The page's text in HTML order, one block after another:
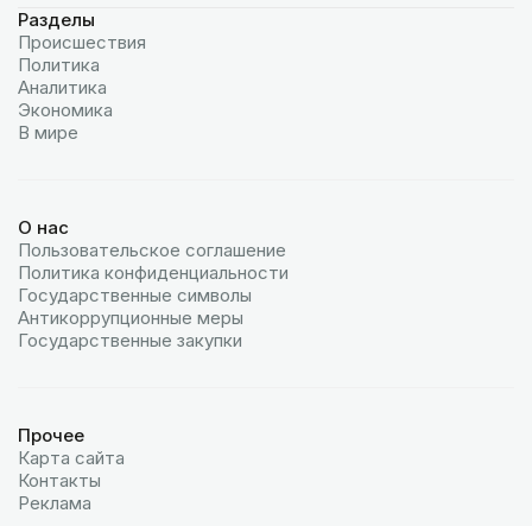
Разделы
Происшествия
Политика
Аналитика
Экономика
В мире
О нас
Пользовательское соглашение
Политика конфиденциальности
Государственные символы
Антикоррупционные меры
Государственные закупки
Прочее
Карта сайта
Контакты
Реклама